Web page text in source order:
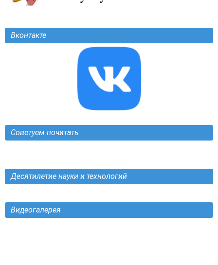
Вконтакте
Советуем почитать
Десятилетие науки и технологий
Видеогалерея